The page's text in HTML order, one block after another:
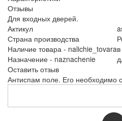
Отзывы
Для входных дверей.
Актикул
Страна производства
Наличие товара - nalichie_tovara
Назначение - naznachenie
Оставить отзыв
Антиспам поле. Его необходимо